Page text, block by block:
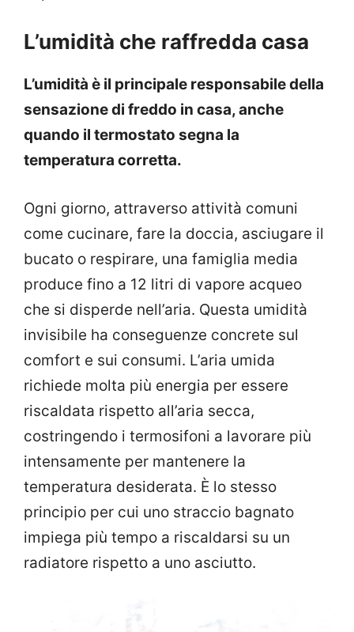
L’umidità che raffredda casa
L’umidità è il principale responsabile della
sensazione di freddo in casa, anche
quando il termostato segna la
temperatura corretta.
Ogni giorno, attraverso attività comuni
come cucinare, fare la doccia, asciugare il
bucato o respirare, una famiglia media
produce fino a 12 litri di vapore acqueo
che si disperde nell’aria. Questa umidità
invisibile ha conseguenze concrete sul
comfort e sui consumi. L’aria umida
richiede molta più energia per essere
riscaldata rispetto all’aria secca,
costringendo i termosifoni a lavorare più
intensamente per mantenere la
temperatura desiderata. È lo stesso
principio per cui uno straccio bagnato
impiega più tempo a riscaldarsi su un
radiatore rispetto a uno asciutto.